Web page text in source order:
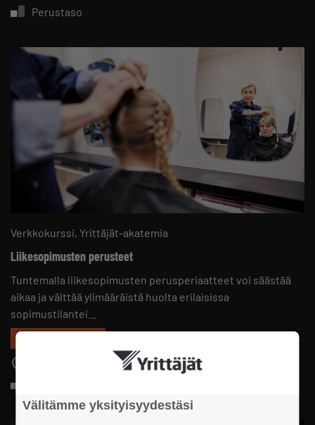
Perustaso
Verkkokurssi Yrittäjät-akatemia
Liikesopimusten perusteet
Tuntemalla liikesopimusten perusperiaatteet voi säästää
aikaa ja välttää ylimääräistä huolta erilaisissa
sopimustilantei...
Välitämme yksityisyydestäsi